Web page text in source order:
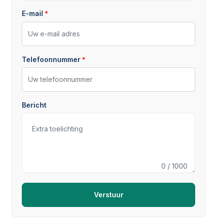
E-mail
Telefoonnummer
Bericht
0 / 1000
Verstuur